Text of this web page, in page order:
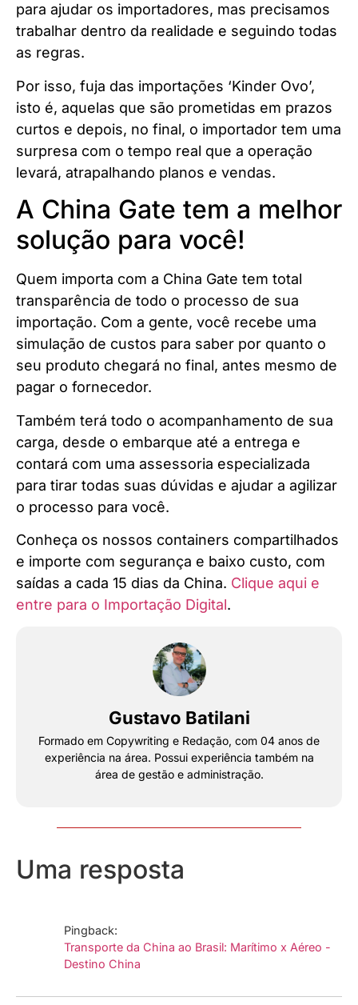
para ajudar os importadores, mas precisamos
trabalhar dentro da realidade e seguindo todas
as regras.
Por isso, fuja das importações ‘Kinder Ovo’,
isto é, aquelas que são prometidas em prazos
curtos e depois, no final, o importador tem uma
surpresa com o tempo real que a operação
levará, atrapalhando planos e vendas.
A China Gate tem a melhor
solução para você!
Quem importa com a China Gate tem total
transparência de todo o processo de sua
importação. Com a gente, você recebe uma
simulação de custos para saber por quanto o
seu produto chegará no final, antes mesmo de
pagar o fornecedor.
Também terá todo o acompanhamento de sua
carga, desde o embarque até a entrega e
contará com uma assessoria especializada
para tirar todas suas dúvidas e ajudar a agilizar
o processo para você.
Conheça os nossos containers compartilhados
e importe com segurança e baixo custo, com
saídas a cada 15 dias da China. Clique aqui e
entre para o Importação Digital.
Gustavo Batilani
Formado em Copywriting e Redação, com 04 anos de
experiência na área. Possui experiência também na
área de gestão e administração.
Uma resposta
Pingback:
Transporte da China ao Brasil: Marítimo x Aéreo -
Destino China